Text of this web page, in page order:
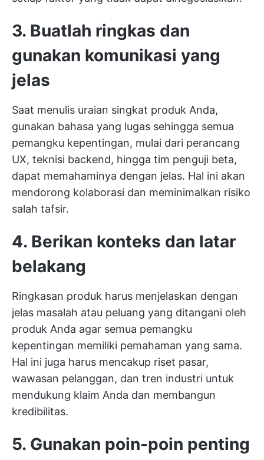
3. Buatlah ringkas dan
gunakan komunikasi yang
jelas
Saat menulis uraian singkat produk Anda,
gunakan bahasa yang lugas sehingga semua
pemangku kepentingan, mulai dari perancang
UX, teknisi backend, hingga tim penguji beta,
dapat memahaminya dengan jelas. Hal ini akan
mendorong kolaborasi dan meminimalkan risiko
salah tafsir.
4. Berikan konteks dan latar
belakang
Ringkasan produk harus menjelaskan dengan
jelas masalah atau peluang yang ditangani oleh
produk Anda agar semua pemangku
kepentingan memiliki pemahaman yang sama.
Hal ini juga harus mencakup riset pasar,
wawasan pelanggan, dan tren industri untuk
mendukung klaim Anda dan membangun
kredibilitas.
5. Gunakan poin-poin penting